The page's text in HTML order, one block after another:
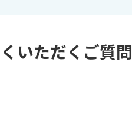
いただくご質問